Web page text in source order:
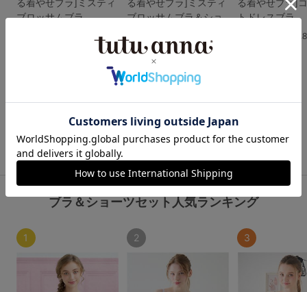
る着やせブラ]ミスティ
ブロッサムブラ
る着やせブラ]ミスティ
ブロッサムブラ＆ショ
5.0
￥4,708 (税込)
る着やせブラ]
トドレスブラ
4.8
もっと見る
ブラ＆ショーツセット人気ランキング
1 2 3